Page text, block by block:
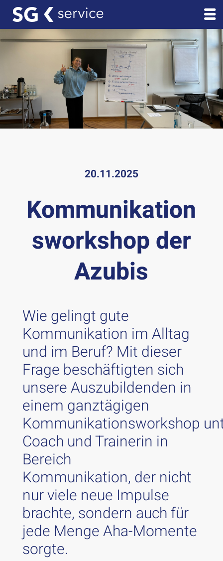
20.11.2025
Kommunikation
sworkshop der
Azubis
Wie gelingt gute
Kommunikation im Alltag
und im Beruf? Mit dieser
Frage beschäftigten sich
unsere Auszubildenden in
einem ganztägigen
Kommunikationsworkshop
Coach und Trainerin in
Bereich
Kommunikation, der nicht
nur viele neue Impulse
brachte, sondern auch für
jede Menge Aha-Momente
sorgte.